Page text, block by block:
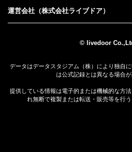
運営会社（株式会社ライブドア）
© livedoor
データはデータスタジアム（株）により独自
は公式記録とは異なる場合が
提供している情報は電子的または機械的な方
れ無断で複製または転送・販売等を行う